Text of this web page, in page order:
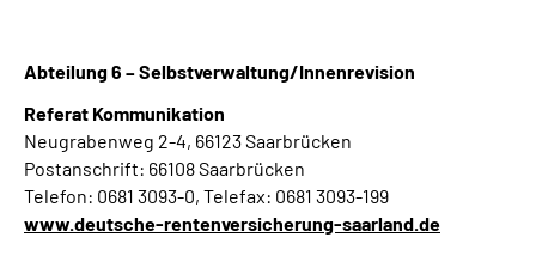
Abteilung 6 – Selbstverwaltung/Innenrevision
Referat Kommunikation
Neugrabenweg 2-4, 66123 Saarbrücken
Postanschrift: 66108 Saarbrücken
Telefon: 0681 3093-0, Telefax: 0681 3093-199
www.deutsche-rentenversicherung-saarland.de